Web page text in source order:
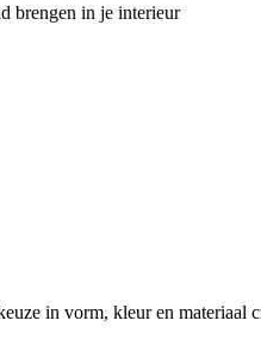
brengen in je interieur
in vorm, kleur en